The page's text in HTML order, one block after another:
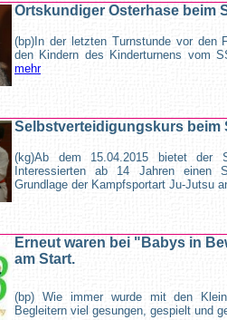
Ortskundiger Osterhase beim
(bp)In der letzten Turnstunde vor den
den Kindern des Kinderturnens vom
mehr
Selbstverteidigungskurs beim
(kg)Ab dem 15.04.2015 bietet der
Interessierten ab 14 Jahren einen
Grundlage der Kampfsportart Ju-Jutsu
Erneut waren bei "Babys in
am Start.
(bp) Wie immer wurde mit den
Begleitern viel gesungen, gespielt und